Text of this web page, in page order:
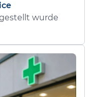
wurde